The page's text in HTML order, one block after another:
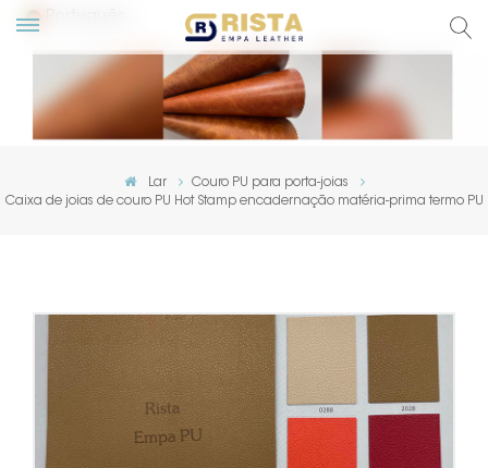
Lar
Couro PU para porta-joias
Caixa de joias de couro PU Hot Stamp encadernação matéria-prima termo PU